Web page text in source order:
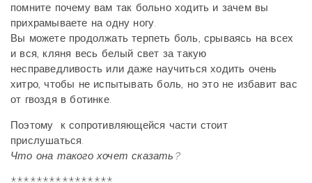
помните почему вам так больно ходить и зачем вы
прихрамываете на одну ногу.
Вы можете продолжать терпеть боль, срываясь на всех
и вся, кляня весь белый свет за такую
несправедливость или даже научиться ходить очень
хитро, чтобы не испытывать боль, но это не избавит вас
от гвоздя в ботинке.
Поэтому к сопротивляющейся части стоит
прислушаться.
Что она такого хочет сказать?